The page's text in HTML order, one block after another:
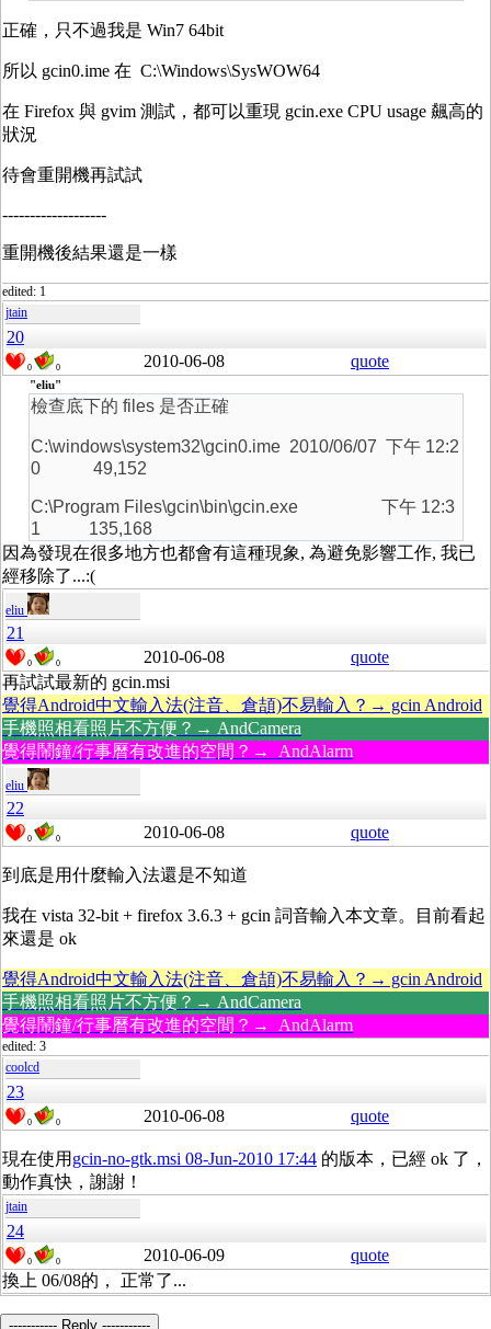
正確，只不過我是 Win7 64bit
所以 gcin0.ime 在 C:\Windows\SysWOW64
在 Firefox 與 gvim 測試，都可以重現 gcin.exe CPU usage 飆高的
狀況
待會重開機再試試
-------------------
重開機後結果還是一樣
edited: 1
jtain
20
0 0 2010-06-08 quote
"eliu"
檢查底下的 files 是否正確
C:\windows\system32\gcin0.ime 2010/06/07 下午 12:2
0 49,152
C:\Program Files\gcin\bin\gcin.exe 下午 12:3
1 135,168
因為發現在很多地方也都會有這種現象, 為避免影響工作, 我已
經移除了...:(
eliu
21
0 0 2010-06-08
quote
再試試最新的 gcin.msi
覺得Android中文輸入法(注音、倉頡)不易輸入？→ gcin Android
手機照相看照片不方便？→ AndCamera
覺得鬧鐘/行事曆有改進的空間？→ AndAlarm
eliu
22
0 0 2010-06-08 quote
到底是用什麼輸入法還是不知道
我在 vista 32-bit + firefox 3.6.3 + gcin 詞音輸入本文章。目前看起
來還是 ok
覺得Android中文輸入法(注音、倉頡)不易輸入？→ gcin Android
手機照相看照片不方便？→ AndCamera
覺得鬧鐘/行事曆有改進的空間？→ AndAlarm
edited: 3
coolcd
23
0 0 2010-06-08 quote
現在使用 gcin-no-gtk.msi 08-Jun-2010 17:44 的版本，已經 ok 了，
動作真快，謝謝！
jtain
24
0 0 2010-06-09
quote
換上 06/08的， 正常了...
----------- Reply -----------